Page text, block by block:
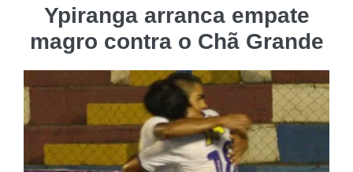
Ypiranga arranca empate
magro contra o Chã Grande